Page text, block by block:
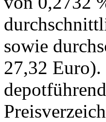
sowie
27,32 Euro).